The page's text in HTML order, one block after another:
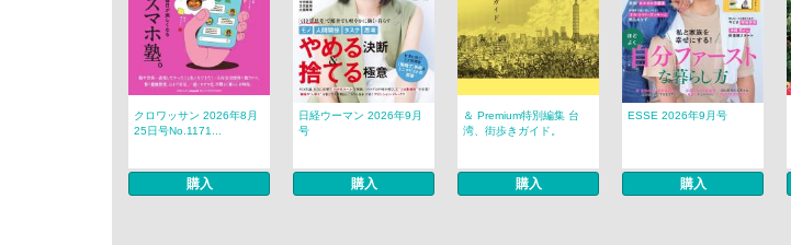
クロワッサン 2026年8月
25日号No.1171...
購入
日経ウーマン 2026年9月
号
購入
＆ Premium特別編集 台
湾、街歩きガイド。
購入
ESSE 2026年9月号
購入